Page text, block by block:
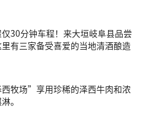
30分钟车程！来大垣岐阜县品尝
有三家备受喜爱的当地清酒酿造
牧场”享用珍稀的泽西牛肉和浓
。